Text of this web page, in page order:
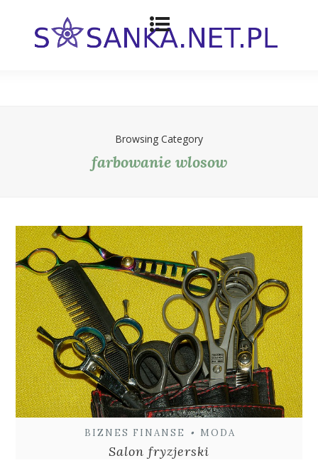
Browsing Category
farbowanie wlosow
BIZNES FINANSE • MODA
Salon fryzjerski